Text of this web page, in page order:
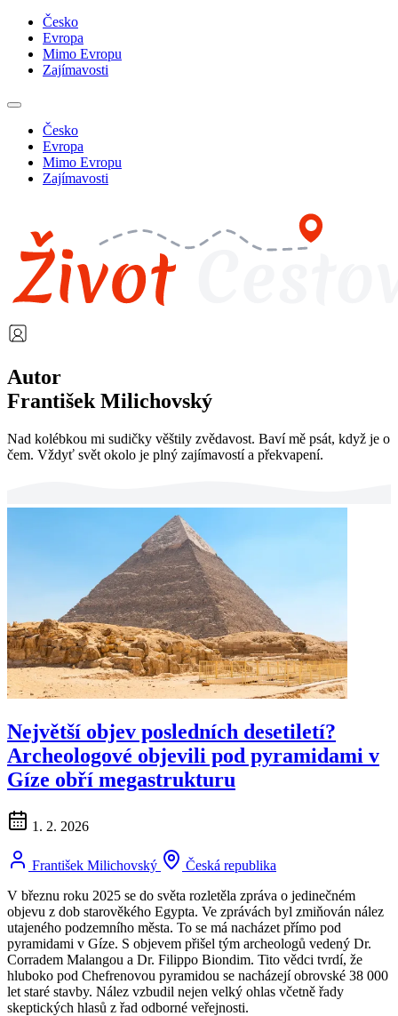
Česko
Evropa
Mimo Evropu
Zajímavosti
Česko
Evropa
Mimo Evropu
Zajímavosti
Autor
František Milichovský
Nad kolébkou mi sudičky věštily zvědavost. Baví mě psát, když je o
čem. Vždyť svět okolo je plný zajímavostí a překvapení.
Největší objev posledních desetiletí?
Archeologové objevili pod pyramidami v
Gíze obří megastrukturu
1. 2. 2026
František Milichovský
Česká republika
V březnu roku 2025 se do světa rozletěla zpráva o jedinečném
objevu z dob starověkého Egypta. Ve zprávách byl zmiňován nález
utajeného podzemního města. To se má nacházet přímo pod
pyramidami v Gíze. S objevem přišel tým archeologů vedený Dr.
Corradem Malangou a Dr. Filippo Biondim. Tito vědci tvrdí, že
hluboko pod Chefrenovou pyramidou se nacházejí obrovské 38 000
let staré stavby. Nález vzbudil nejen velký ohlas včetně řady
skeptických hlasů z řad odborné veřejnosti.